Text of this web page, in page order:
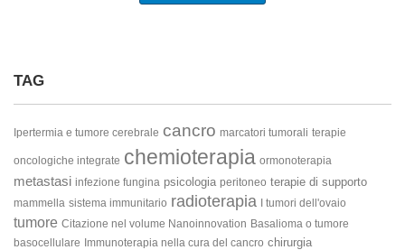
TAG
Ipertermia e tumore cerebrale cancro marcatori tumorali terapie
oncologiche integrate chemioterapia ormonoterapia
metastasi infezione fungina psicologia peritoneo terapie di supporto
mammella sistema immunitario radioterapia I tumori dell'ovaio
tumore Citazione nel volume Nanoinnovation Basalioma o tumore
basocellulare Immunoterapia nella cura del cancro chirurgia